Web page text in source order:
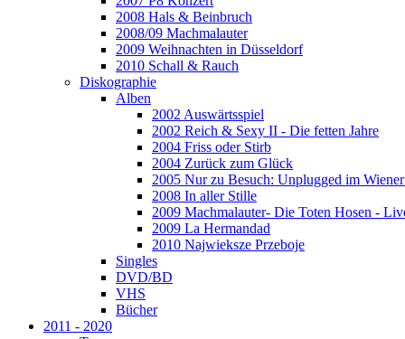
2008 Hals & Beinbruch
2008/09 Machmalauter
2009 Weihnachten in Düsseldorf
2010 Schall & Rauch
Diskographie
Alben
2002 Auswärtsspiel
2002 Reich & Sexy II - Die fetten Jahre
2004 Friss oder Stirb
2004 Zurück zum Glück
2005 Nur zu Besuch: Unplugged im
2008 In aller Stille
2009 Machmalauter- Die Toten Hosen -
2009 La Hermandad
2010 Najwieksze Przeboje
Singles
DVD/BD
VHS
Bücher
2011 - 2020